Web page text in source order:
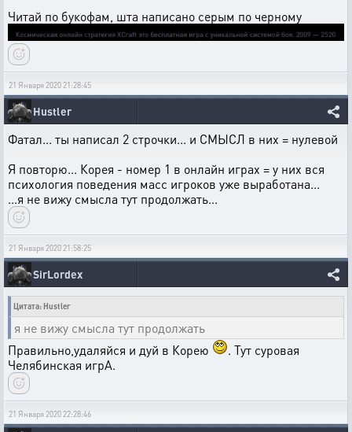
Читай по букофам, шта написано серым по черному
21 Января 2020 21:28:45
Hustler
Фатал... ты написал 2 строчки... и СМЫСЛ в них = нулевой
Я повторю... Корея - номер 1 в онлайн играх = у них вся
психология поведения масс игроков уже выработана...
...я не вижу смысла тут продолжать...
21 Января 2020 21:58:25
SirLordex
Цитата: Hustler
я не вижу смысла тут продолжать
Правильно,удаляйся и дуй в Корею
. Тут суровая
Челябинская игрА.
21 Января 2020 22:28:46